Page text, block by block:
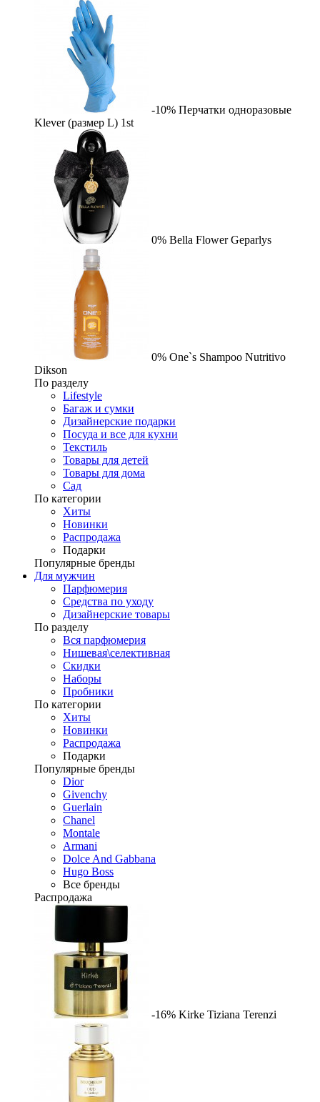
-10% Перчатки одноразовые
Klever (размер L) 1st
0% Bella Flower Geparlys
0% One`s Shampoo Nutritivo
Dikson
По разделу
Lifestyle
Багаж и сумки
Дизайнерские подарки
Посуда и все для кухни
Текстиль
Товары для детей
Товары для дома
Сад
По категории
Хиты
Новинки
Распродажа
Подарки
Популярные бренды
Для мужчин
Парфюмерия
Средства по уходу
Дизайнерские товары
По разделу
Вся парфюмерия
Нишевая\селективная
Скидки
Наборы
Пробники
По категории
Хиты
Новинки
Распродажа
Подарки
Популярные бренды
Dior
Givenchy
Guerlain
Chanel
Montale
Armani
Dolce And Gabbana
Hugo Boss
Все бренды
Распродажа
-16% Kirke Tiziana Terenzi